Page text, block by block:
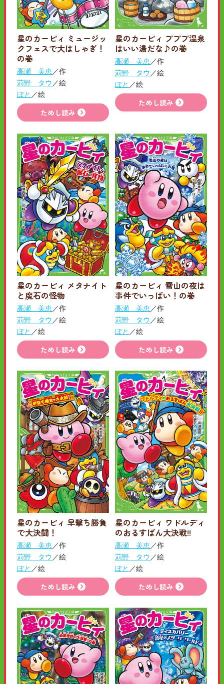
星のカービィ ミュージッ
クフェスで大はしゃぎ！
の巻
高瀬 美恵／作
苅野 タウ ／絵
ぽと ／絵
ためし読み
星のカービィ プププ温泉
はいい湯だな♪の巻
高瀬 美恵／作
苅野 タウ ／絵
ぽと ／絵
ためし読み
星のカービィ メタナイト
と魔石の怪物
高瀬 美恵／作
苅野 タウ ／絵
ぽと ／絵
ためし読み
星のカービィ 雪山の夜は
事件でいっぱい！の巻
高瀬 美恵／作
苅野 タウ ／絵
ぽと ／絵
ためし読み
星のカービィ 早撃ち勝負
で大決闘！
高瀬 美恵／作
苅野 タウ ／絵
ぽと ／絵
ためし読み
星のカービィ ワドルディ
のおるすばん大決戦!!
高瀬 美恵／作
苅野 タウ ／絵
ぽと ／絵
ためし読み